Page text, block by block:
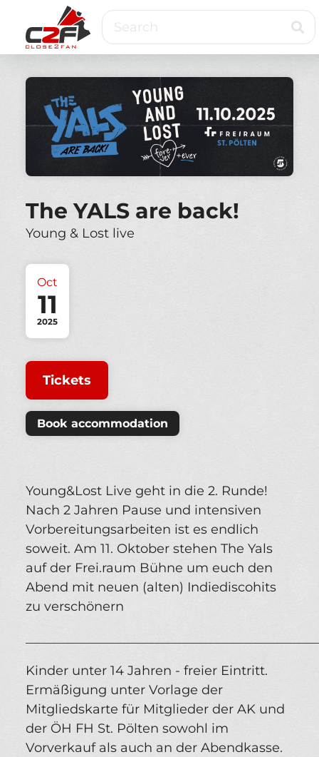
main
content
to
VIP
ticketing
Search
The YALS are back!
Young & Lost live
Oct
11
2025
Tickets
Book accommodation
Young&Lost Live geht in die 2. Runde!
Nach 2 Jahren Pause und intensiven
Vorbereitungsarbeiten ist es endlich
soweit. Am 11. Oktober stehen The Yals
auf der Frei.raum Bühne um euch den
Abend mit neuen (alten) Indiediscohits
zu verschönern
Kinder unter 14 Jahren - freier Eintritt.
Ermäßigung unter Vorlage der
Mitgliedskarte für Mitglieder der AK und
der ÖH FH St. Pölten sowohl im
Vorverkauf als auch an der Abendkasse.